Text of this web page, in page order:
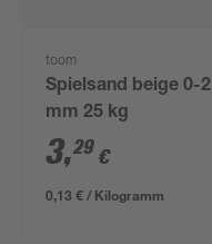
toom
Spielsand beige 0-2
mm 25 kg
3,29 €
0,13 € / Kilogramm